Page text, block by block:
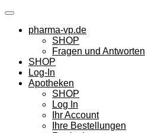
Skip
contentpharma-vp.de
SHOP
Fragen und Antworten
SHOP
Log-In
Apotheken
SHOP
Log In
Ihr Account
Ihre Bestellungen